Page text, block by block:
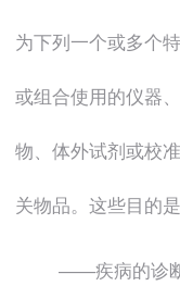
为下列一个或多个
或组合使用的仪器
物、体外试剂或校
关物品。这些目的是
――疾病的诊断、